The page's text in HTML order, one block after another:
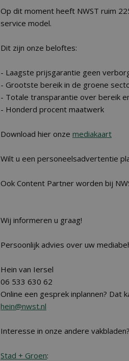
Op dit moment heeft NWST ruim
service model.
Dit zijn onze beloftes:
- Laagste prijsgarantie geen
- Grootste bereik in de groene
- Totale transparantie over bereik
- Honderd procent maatwerk
Download hier onze mediakaart
Wilt u een personeelsadvertentie
Ook Content Partner worden bij
Wij informeren u graag!
Persoonlijk advies over uw
Hein van Iersel
06 533 630 62
Online een gesprek inplannen? Dat
hein@nwst.nl
Interesse in onze andere
Stad + Groen: